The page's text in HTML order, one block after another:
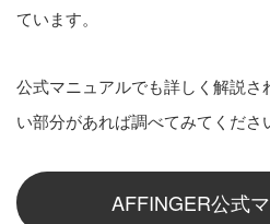
【初級編】
ています。
公式マニュアルでも詳しく解説
い部分があれば調べてみてくださ
AFFINGER公式